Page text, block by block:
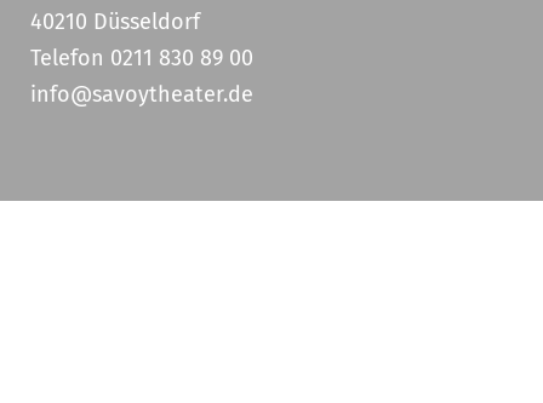
40210 Düsseldorf
Telefon 0211 830 89 00
info@savoytheater.de